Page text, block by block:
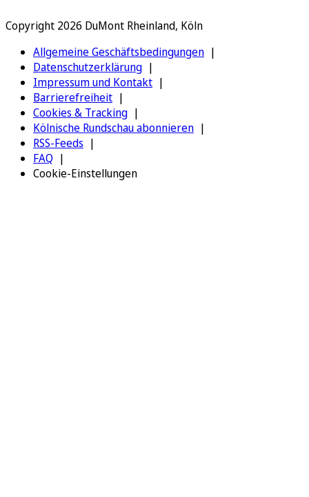
Copyright 2026 DuMont Rheinland, Köln
Allgemeine Geschäftsbedingungen
Datenschutzerklärung
Impressum und Kontakt
Barrierefreiheit
Cookies & Tracking
Kölnische Rundschau abonnieren
RSS-Feeds
FAQ
Cookie-Einstellungen